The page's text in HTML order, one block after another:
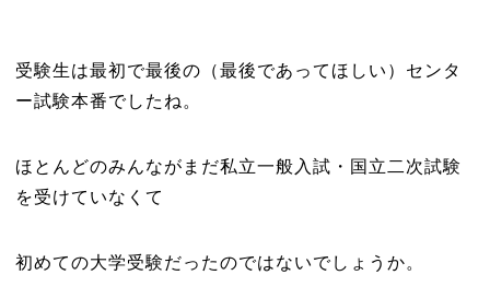
受験生は最初で最後の（最後であってほしい）センタ
ー試験本番でしたね。
ほとんどのみんながまだ私立一般入試・国立二次試験
を受けていなくて
初めての大学受験だったのではないでしょうか。